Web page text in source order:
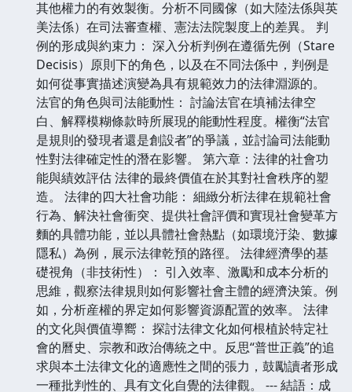
其他權力的有效製衡。分析不同國傢（如大陸法係與英
美法係）在司法審查權、憲法法院製度上的差異。 判
例的形成與約束力： 深入分析判例在遵循先例（Stare
Decisis）原則下的角色，以及在不同法係中，判例是
如何從事實描述演變為具有規範效力的法律淵源的。
法官的角色與司法能動性： 討論法官在填補法律空
白、解釋模糊條款時所展現的能動性程度。權衡“法官
是規則的發現者還是創設者”的爭議，並討論司法能動
性對法律確定性的潛在影響。 第六章：法律的社會功
能與績效評估 法律的最終價值在於其對社會秩序的塑
造。 法律的四大社會功能： 細緻分析法律在規範社會
行為、解決社會衝突、提供社會評價和實現社會變革方
麵的具體功能，並以具體社會熱點（如環境汙染、數據
隱私）為例，展示法律乾預的路徑。 法律經濟學的基
礎視角（非技術性）： 引入效率、激勵和成本分析的
思維，觀察法律規則如何影響社會主體的經濟決策。例
如，分析産權的界定如何影響資源配置的效率。 法律
的文化與價值導嚮： 探討法律文化如何根植於特定社
會的曆史、宗教和政治傳統之中。反思“普世正義”的追
求與本土法律文化的適應性之間的張力，鼓勵讀者形成
一種批判性的、具有文化自覺的法律觀。 --- 結語：成